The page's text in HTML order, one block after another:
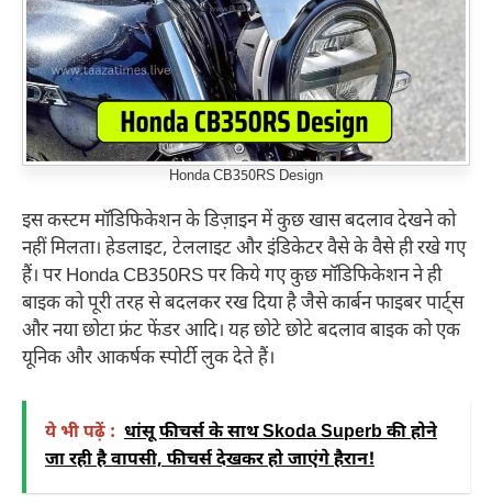
Honda CB350RS Design
इस कस्टम मॉडिफिकेशन के डिज़ाइन में कुछ खास बदलाव देखने को
नहीं मिलता। हेडलाइट, टेललाइट और इंडिकेटर वैसे के वैसे ही रखे गए
हैं। पर Honda CB350RS पर किये गए कुछ मॉडिफिकेशन ने ही
बाइक को पूरी तरह से बदलकर रख दिया है जैसे कार्बन फाइबर पार्ट्स
और नया छोटा फ्रंट फेंडर आदि। यह छोटे छोटे बदलाव बाइक को एक
यूनिक और आकर्षक स्पोर्टी लुक देते हैं।
ये भी पढ़ें : धांसू फीचर्स के साथ Skoda Superb की होने
जा रही है वापसी, फीचर्स देखकर हो जाएंगे हैरान!